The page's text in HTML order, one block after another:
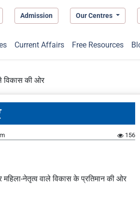
Admission Our Centres
Current Affairs Free Resources
विकास की ओर
156
नेतृत्व वाले विकास के प्रतिमान की ओर